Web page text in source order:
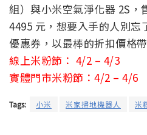
組）與小米空氣淨化器 2S，
4495 元，想要入手的人別忘
優惠券，以最棒的折扣價格
線上米粉節： 4/2 – 4/3
實體門市米粉節：4/2 – 4/6
Tags: 小米 米家掃地機器人 米